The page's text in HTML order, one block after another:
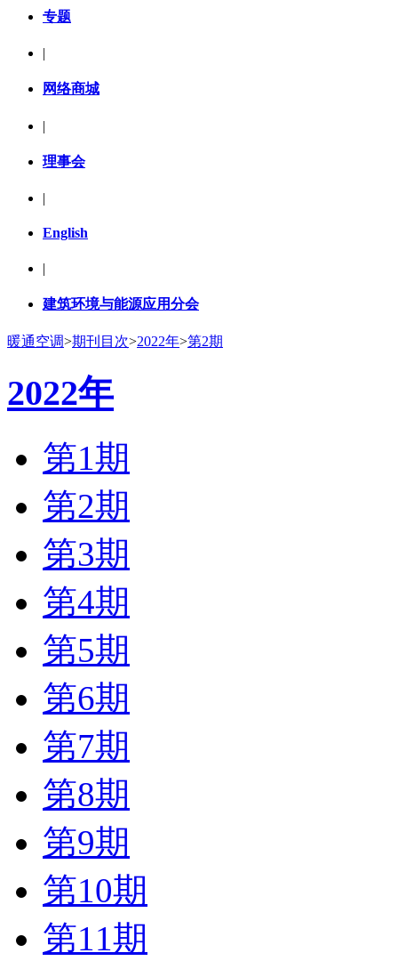
专题
|
网络商城
|
理事会
|
English
|
建筑环境与能源应用分会
暖通空调>期刊目次>2022年>第2期
2022年
第1期
第2期
第3期
第4期
第5期
第6期
第7期
第8期
第9期
第10期
第11期